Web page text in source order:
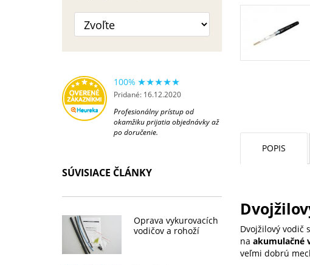
POPIS
Dvojžilový vodič
na akumulačné
veľmi dobrú
100%
Pridané: 16.12.2020
Profesionálny prístup od
okamžiku prijatia objednávky až
po doručenie.
SÚVISIACE ČLÁNKY
Oprava vykurovacích
vodičov a rohoží